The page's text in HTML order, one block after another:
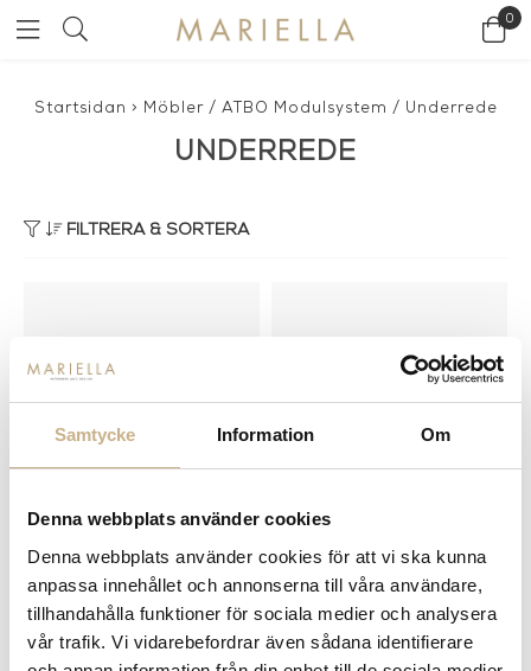
Samtycke Information Om
Denna webbplats använder cookies
Denna webbplats använder cookies för att vi ska kunna
anpassa innehållet och annonserna till våra användare,
tillhandahålla funktioner för sociala medier och analysera
vår trafik. Vi vidarebefordrar även sådana identifierare
0
Startsidan > Möbler/ ATBO Modulsystem / Underrede
UNDERREDE
FILTRERA & SORTERA
MODUL BOKHYLLA - HEL
KVADRAT
4.531 kr
MODUL BOKHYLLA - HEL
KVADRAT
5.070 kr